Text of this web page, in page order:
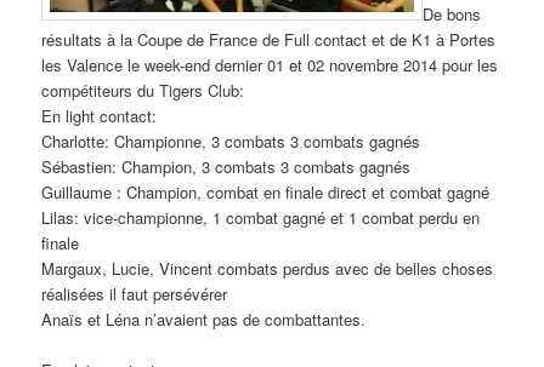
De bons
résultats à la Coupe de France de Full contact et de K1 à Portes
les Valence le week-end dernier 01 et 02 novembre 2014 pour les
compétiteurs du Tigers Club:
En light contact:
Charlotte: Championne, 3 combats 3 combats gagnés
Sébastien: Champion, 3 combats 3 combats gagnés
Guillaume : Champion, combat en finale direct et combat gagné
Lilas: vice-championne, 1 combat gagné et 1 combat perdu en
finale
Margaux, Lucie, Vincent combats perdus avec de belles choses
réalisées il faut persévérer
Anaïs et Léna n’avaient pas de combattantes.